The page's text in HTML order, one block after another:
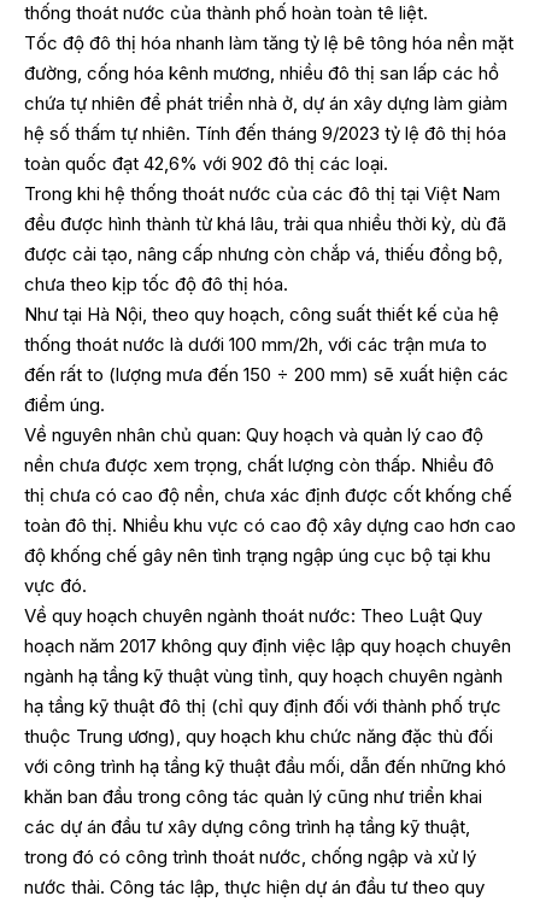
thống thoát nước của thành phố hoàn toàn tê liệt.
Tốc độ đô thị hóa nhanh làm tăng tỷ lệ bê tông hóa nền mặt
đường, cống hóa kênh mương, nhiều đô thị san lấp các hồ
chứa tự nhiên để phát triển nhà ở, dự án xây dựng làm giảm
hệ số thấm tự nhiên. Tính đến tháng 9/2023 tỷ lệ đô thị hóa
toàn quốc đạt 42,6% với 902 đô thị các loại.
Trong khi hệ thống thoát nước của các đô thị tại Việt Nam
đều được hình thành từ khá lâu, trải qua nhiều thời kỳ, dù đã
được cải tạo, nâng cấp nhưng còn chắp vá, thiếu đồng bộ,
chưa theo kịp tốc độ đô thị hóa.
Như tại Hà Nội, theo quy hoạch, công suất thiết kế của hệ
thống thoát nước là dưới 100 mm/2h, với các trận mưa to
đến rất to (lượng mưa đến 150 ÷ 200 mm) sẽ xuất hiện các
điểm úng.
Về nguyên nhân chủ quan: Quy hoạch và quản lý cao độ
nền chưa được xem trọng, chất lượng còn thấp. Nhiều đô
thị chưa có cao độ nền, chưa xác định được cốt khống chế
toàn đô thị. Nhiều khu vực có cao độ xây dựng cao hơn cao
độ khống chế gây nên tình trạng ngập úng cục bộ tại khu
vực đó.
Về quy hoạch chuyên ngành thoát nước: Theo Luật Quy
hoạch năm 2017 không quy định việc lập quy hoạch chuyên
ngành hạ tầng kỹ thuật vùng tỉnh, quy hoạch chuyên ngành
hạ tầng kỹ thuật đô thị (chỉ quy định đối với thành phố trực
thuộc Trung ương), quy hoạch khu chức năng đặc thù đối
với công trình hạ tầng kỹ thuật đầu mối, dẫn đến những khó
khăn ban đầu trong công tác quản lý cũng như triển khai
các dự án đầu tư xây dựng công trình hạ tầng kỹ thuật,
trong đó có công trình thoát nước, chống ngập và xử lý
nước thải. Công tác lập, thực hiện dự án đầu tư theo quy